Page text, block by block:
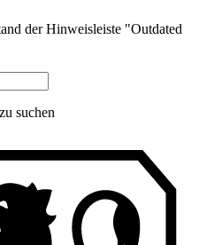
der Hinweisleiste "Outdated
suchen